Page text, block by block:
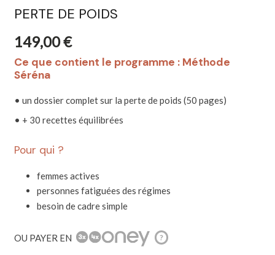
PERTE DE POIDS
149,00€
Ce que contient le programme : Méthode
Séréna
• un dossier complet sur la perte de poids (50 pages)
• + 30 recettes équilibrées
Pour qui ?
femmes actives
personnes fatiguées des régimes
besoin de cadre simple
OU PAYER EN ?